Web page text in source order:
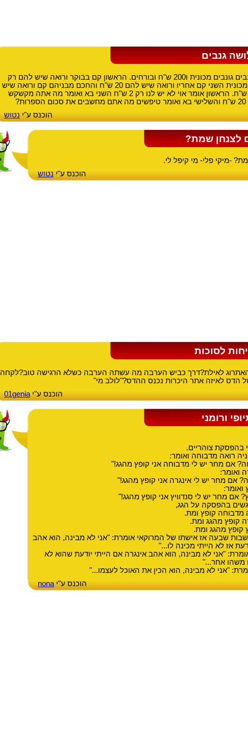
גנבים
שלושה גנבים גונבים מכונית ו200 ש"ח ובורחים. הראשון קם בבוקר ורואה שיש להם רק
שני ש"ח ומכונית השני קם אחריו ורואה שיש להם 20 ש"ח והחכם מבניהם קם ורואה שיש
להם 200 ש"ח. הראשון אומר אוי לא יש לנו רק 2 ש"ח השני בא ואומר מה אתה מקשקש
הוכנס ע"י נטוש
לצנחן שמת?
-מיקי פלי- מי קיפל לי.
הוכנס ע"י נטוש
לסוכות
לאילת?דרך כביש הערבה מה עשתה הערבה כשלא הרגישה טוב?לקחה
הדס לאיזה אתר היכרות נכנס ההדס?"לולב מי"
הוכנס ע"י 01genia
ורומני
בהפסקת צוהריים.
רואה מדבוחה ואומר:
אם מחר יש לי מדבוחה אני קופץ מהגג!"
ואומר:
אם מחר יש לי אינגרה אני קופץ מהגג!"
ואומר:
אם מחר יש לי סנדוויץ אני קופץ מהגג!"
בהפסקה על הגג,
מדבוחה קופץ ומת.
קופץ מהגג ומת.
קופץ מהגג ומת.
שבעה אז אישתו של המרוקאי אומרת: "אני לא מבינה, הוא אהב
אז לא הייתי מכינה לו..."
"אני לא מבינה, הוא אהב אינגרה אם הייתי יודעת שהוא לא
משהו אחר..."
"אני לא מבינה, הוא הכין את האוכל לעצמו..."
הוכנס ע"י nona